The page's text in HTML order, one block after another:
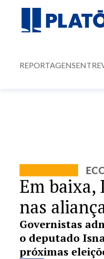
REPORTAGENS
Em baixa,
nas
Governistas
o deputado
próximas